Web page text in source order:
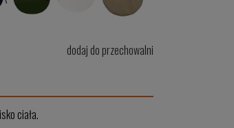
dodaj do przechowalni
ciała.